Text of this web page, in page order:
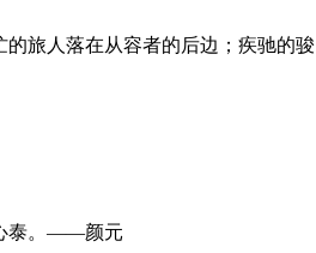
旅人落在从容者的后边；疾驰的骏
泰。——颜元